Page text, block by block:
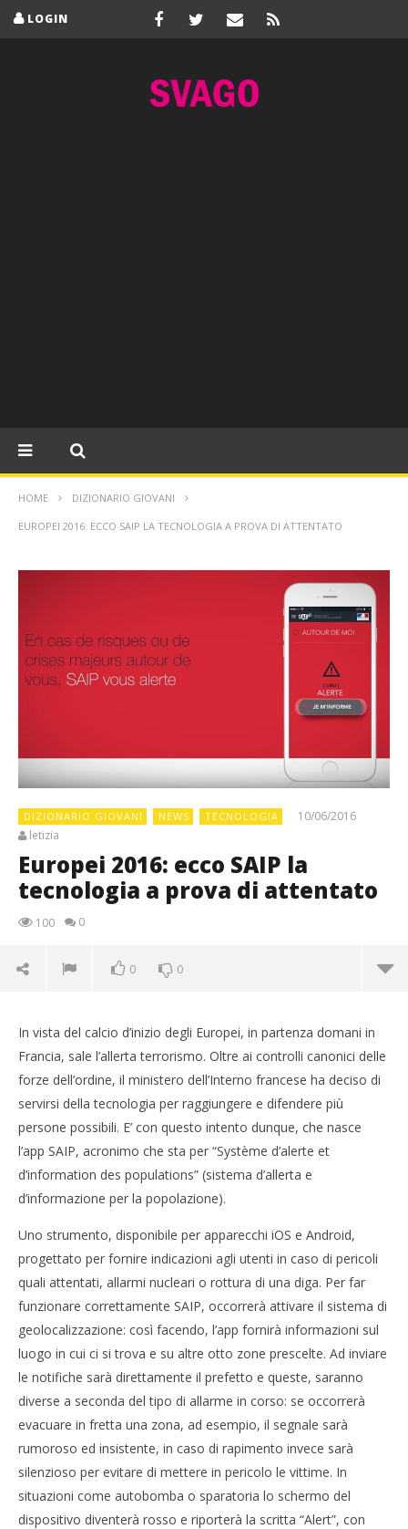
LOGIN
HOME DIZIONARIO GIOVANI
EUROPEI 2016: ECCO SAIP LA TECNOLOGIA A PROVA DI ATTENTATO
DIZIONARIO GIOVANI NEWS TECNOLOGIA
10/06/2016
letizia
Europei 2016: ecco SAIP la
tecnologia a prova di attentato
100 0
0 0
NOW VIEWING
Europei 2016: ecco SAIP la tecnologia a prova di
attentato
letizia
In vista del calcio d’inizio degli Europei, in partenza domani in
Francia, sale l’allerta terrorismo. Oltre ai controlli canonici delle
forze dell’ordine, il ministero dell’Interno francese ha deciso di
servirsi della tecnologia per raggiungere e difendere più
persone possibili. E’ con questo intento dunque, che nasce
l’app SAIP, acronimo che sta per “Système d’alerte et
d’information des populations” (sistema d’allerta e
d’informazione per la popolazione).
Uno strumento, disponibile per apparecchi iOS e Android,
progettato per fornire indicazioni agli utenti in caso di pericoli
quali attentati, allarmi nucleari o rottura di una diga. Per far
funzionare correttamente SAIP, occorrerà attivare il sistema di
geolocalizzazione: così facendo, l’app fornirà informazioni sul
luogo in cui ci si trova e su altre otto zone prescelte. Ad inviare
le notifiche sarà direttamente il prefetto e queste, saranno
diverse a seconda del tipo di allarme in corso: se occorrerà
evacuare in fretta una zona, ad esempio, il segnale sarà
rumoroso ed insistente, in caso di rapimento invece sarà
silenzioso per evitare di mettere in pericolo le vittime. In
situazioni come autobomba o sparatoria lo schermo del
dispositivo diventerà rosso e riporterà la scritta “Alert”, con